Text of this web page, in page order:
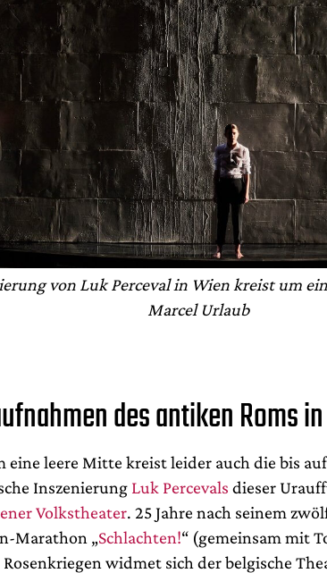
von Luk Perceval in Wien kreist um
Marcel Urlaub
des antiken Roms
eine leere Mitte kreist leider auch die bis
Inszenierung Luk Percevals dieser
Volkstheater. 25 Jahre nach seinem
Marathon „Schlachten!“ (gemeinsam mit
Rosenkriegen widmet sich der belgische